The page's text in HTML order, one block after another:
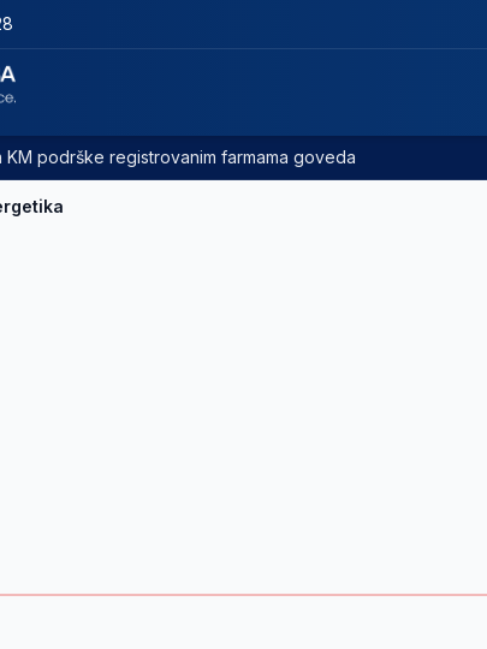
KM podrške registrovanim farmama goveda